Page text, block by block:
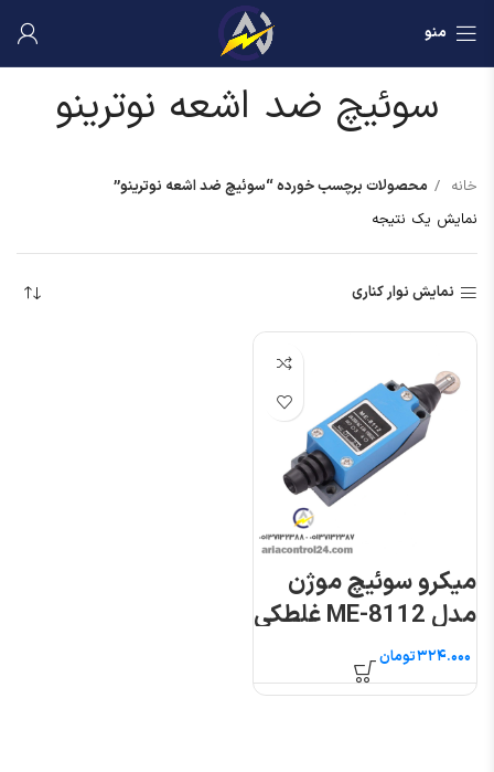
منو
سوئیچ ضد اشعه نوترینو
خانه
محصولات برچسب خورده “سوئیچ ضد اشعه نوترینو”
نمایش یک نتیجه
نمایش نوار کناری
میکرو سوئیچ موژن
مدل ME-8112 غلطکی
فشاریتومان